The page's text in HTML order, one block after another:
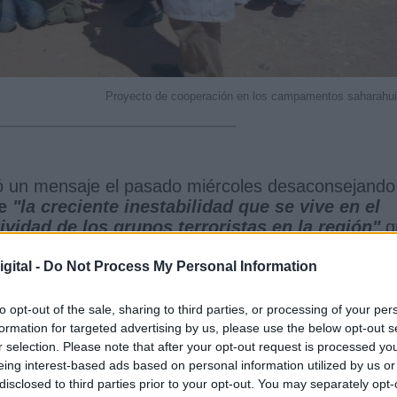
- Do Not Process My Personal Information
opt-out of the sale, sharing to third parties, or processing of your
for targeted advertising by us, please use the below opt-out
selection. Please note that after your opt-out request is processed
interest-based ads based on personal information utilized by us
to third parties prior to your opt-out. You may separately
Proyecto de cooperación en los campamentos
mensaje el pasado miércoles desaconsejando
"la creciente inestabilidad que se vive en el
de los grupos terroristas en la región"
en la zona"
este jueves, ya que existe un riesgo real de
españoles en Tinduf
por Servicios de Inteligencia extranjeros
es inminente contra ciudadanos españoles
alertado la ministra de Defensa,Margarita